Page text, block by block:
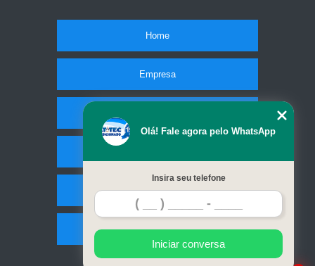
Home
Empresa
Contato
Mapa do site
Olá! Fale agora pelo WhatsApp
Insira seu telefone
Iniciar conversa